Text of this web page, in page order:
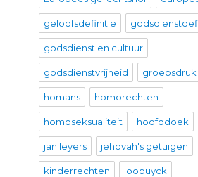
geloofsdefinitie
godsdienst en cultuur
godsdienstvrijheid groepsdruk
homans homorechten
homoseksualiteit hoofddoek
jan leyers jehovah's getuigen
kinderrechten loobuyck